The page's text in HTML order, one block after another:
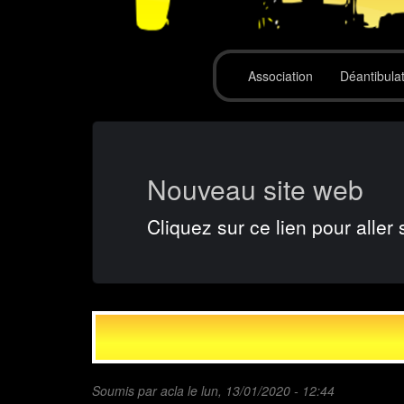
Association
Nouveau site web
Cliquez sur ce lien pour aller
Soumis paracla le lun, 13/01/2020 - 12:44